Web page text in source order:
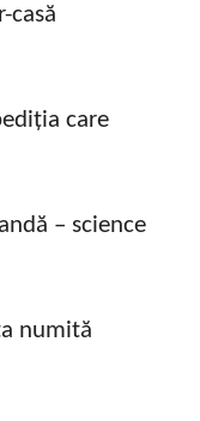
casă
care
– science
numită